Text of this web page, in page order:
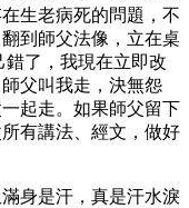
生老病死的問題，不
到師父法像，立在桌
了，我現在立即改
父叫我走，決無怨
起走。如果師父留下
有講法、經文，做好
身是汗，真是汗水淚